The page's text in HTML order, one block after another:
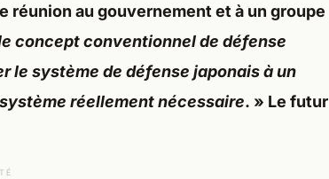
réunion au gouvernement et à un groupe
concept conventionnel de défense
le système de défense japonais à un
réellement nécessaire. » Le futur